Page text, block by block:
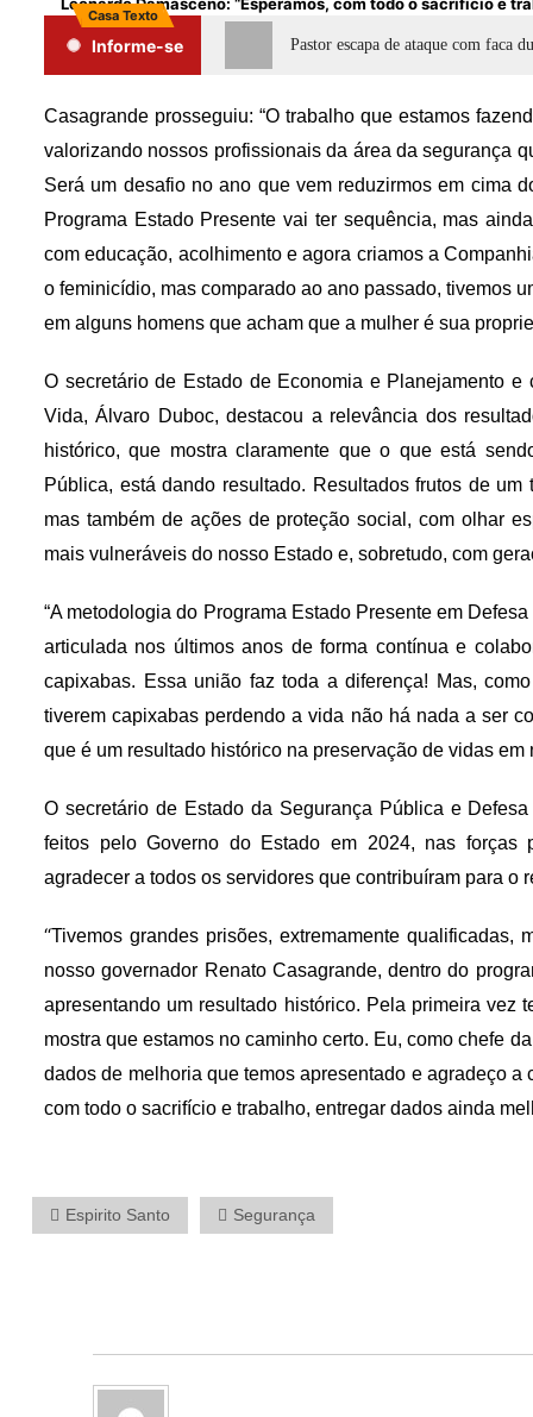
Leonardo Damasceno: “Esperamos, com todo o sacrifício e
Casa Texto
Informe-se Pastor escapa de ataque com faca
Casagrande prosseguiu: “O trabalho que estamos
valorizando nossos profissionais da área da segurança
Será um desafio no ano que vem reduzirmos em cima
Programa Estado Presente vai ter sequência, mas
com educação, acolhimento e agora criamos a
o feminicídio, mas comparado ao ano passado, tivemos
em alguns homens que acham que a mulher é sua
O secretário de Estado de Economia e Planejamento
Vida, Álvaro Duboc, destacou a relevância dos
histórico, que mostra claramente que o que está
Pública, está dando resultado. Resultados frutos de
mas também de ações de proteção social, com olhar
mais vulneráveis do nosso Estado e, sobretudo, com
“A metodologia do Programa Estado Presente em
articulada nos últimos anos de forma contínua e
capixabas. Essa união faz toda a diferença! Mas,
tiverem capixabas perdendo a vida não há nada a ser
que é um resultado histórico na preservação de vidas em
O secretário de Estado da Segurança Pública e
feitos pelo Governo do Estado em 2024, nas forças
agradecer a todos os servidores que contribuíram para o
“Tivemos grandes prisões, extremamente
nosso governador Renato Casagrande, dentro do
apresentando um resultado histórico. Pela primeira
mostra que estamos no caminho certo. Eu, como chefe
dados de melhoria que temos apresentado e agradeço
com todo o sacrifício e trabalho, entregar dados ainda
Espirito Santo Segurança